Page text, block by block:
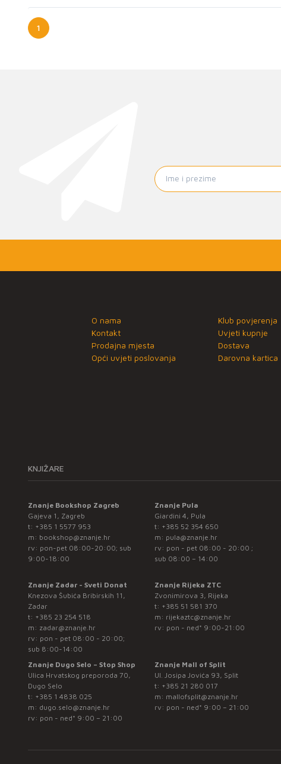
1
O nama
Kontakt
Prodajna mjesta
Opći uvjeti poslovanja
Klub povjerenja
Uvjeti kupnje
Dostava
Darovna kartica
KNJIŽARE
Znanje Bookshop Zagreb
Gajeva 1, Zagreb
t: +385 1 5577 953
m: bookshop@znanje.hr
rv: pon-pet 08:00-20:00; sub
9:00-18:00
Znanje Pula
Giardini 4, Pula
t: +385 52 354 650
m: pula@znanje.hr
rv: pon - pet 08:00 - 20:00 ;
sub 08:00 – 14:00
Znanje Zadar - Sveti Donat
Knezova Šubića Bribirskih 11,
Zadar
t: +385 23 254 518
m: zadar@znanje.hr
rv: pon - pet 08:00 - 20:00;
sub 8:00-14:00
Znanje Rijeka ZTC
Zvonimirova 3, Rijeka
t: +385 51 581 370
m: rijekaztc@znanje.hr
rv: pon - ned* 9:00-21:00
Znanje Dugo Selo – Stop Shop
Ulica Hrvatskog preporoda 70,
Dugo Selo
t: +385 1 4838 025
m: dugo.selo@znanje.hr
rv: pon - ned* 9:00 – 21:00
Znanje Mall of Split
Ul. Josipa Jovića 93, Split
t: +385 21 280 017
m: mallofsplit@znanje.hr
rv: pon - ned* 9:00 – 21:00